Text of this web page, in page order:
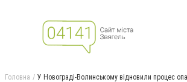
Головна У Новограді-Волинському відновили процес